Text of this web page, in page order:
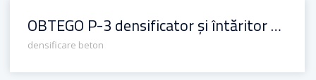
OBTEGO P-3 densificator și întăritor pentru beton cu silicat de potasiu și litiu
densificare beton